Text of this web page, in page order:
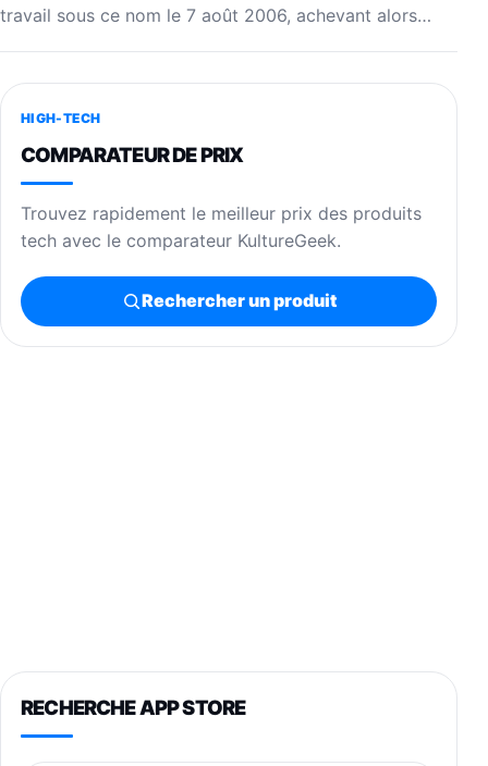
travail sous ce nom le 7 août 2006, achevant alors…
HIGH-TECH
COMPARATEUR DE PRIX
Trouvez rapidement le meilleur prix des produits
tech avec le comparateur KultureGeek.
Rechercher un produit
RECHERCHE APP STORE